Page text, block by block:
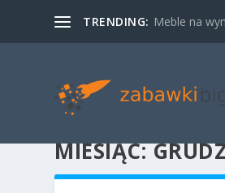
TRENDING: Meble na
MIESIĄC: